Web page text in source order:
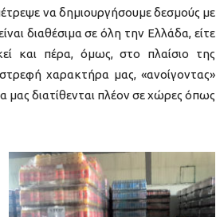
να δημιουργήσουμε δεσμούς με
διαθέσιμα σε όλη την Ελλάδα, είτε
και πέρα, όμως, στο πλαίσιο της
χαρακτήρα μας, «ανοίγοντας»
διατίθενται πλέον σε χώρες όπως